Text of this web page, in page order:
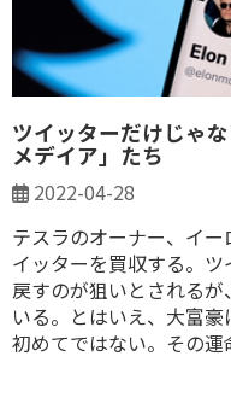
ツイッターだけじゃ
メデイア」たち
2022-04-28
テスラのオーナー、イ
イッターを買収する。
戻すのが狙いとされる
いる。とはいえ、大富
初めてではない。その運